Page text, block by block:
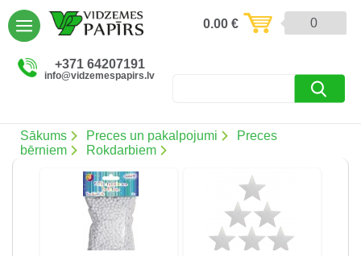
+371 64207191
info@vidzemespapirs.lv
0
0.00€
Sākums Preces un pakalpojumi
Preces
bērniem
Rokdarbiem
AIZVĒRT
Atlaides (12)